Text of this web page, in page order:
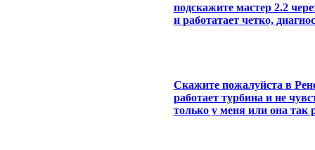
подскажите мастер 2.2
и работатает четко,
Скажите пожалуйста в
работает турбина и не
только у меня или она так